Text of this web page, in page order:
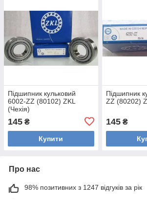
Підшипник кульковий
6002-ZZ (80102) ZKL
(Чехія)
145 ₴
Купити
Підшипник
ZZ (80202)
145₴
Про нас
98% позитивних з 1247 відгуків за рік